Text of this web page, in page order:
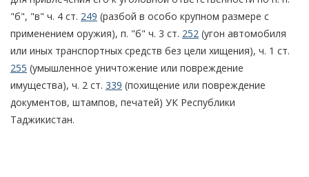
"б", "в" ч. 4 ст. 249 (разбой в особо крупном размере с
применением оружия), п. "б" ч. 3 ст. 252 (угон автомобиля
или иных транспортных средств без цели хищения), ч. 1 ст.
255 (умышленное уничтожение или повреждение
имущества), ч. 2 ст. 339 (похищение или повреждение
документов, штампов, печатей) УК Республики
Таджикистан.